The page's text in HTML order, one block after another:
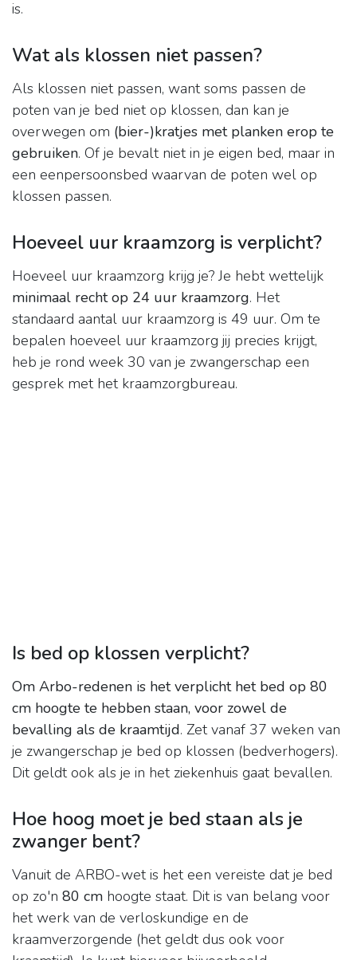
is.
Wat als klossen niet passen?
Als klossen niet passen, want soms passen de
poten van je bed niet op klossen, dan kan je
overwegen om (bier-)kratjes met planken erop te
gebruiken. Of je bevalt niet in je eigen bed, maar in
een eenpersoonsbed waarvan de poten wel op
klossen passen.
Hoeveel uur kraamzorg is verplicht?
Hoeveel uur kraamzorg krijg je? Je hebt wettelijk
minimaal recht op 24 uur kraamzorg. Het
standaard aantal uur kraamzorg is 49 uur. Om te
bepalen hoeveel uur kraamzorg jij precies krijgt,
heb je rond week 30 van je zwangerschap een
gesprek met het kraamzorgbureau.
Is bed op klossen verplicht?
Om Arbo-redenen is het verplicht het bed op 80
cm hoogte te hebben staan, voor zowel de
bevalling als de kraamtijd. Zet vanaf 37 weken van
je zwangerschap je bed op klossen (bedverhogers).
Dit geldt ook als je in het ziekenhuis gaat bevallen.
Hoe hoog moet je bed staan als je
zwanger bent?
Vanuit de ARBO-wet is het een vereiste dat je bed
op zo'n 80 cm hoogte staat. Dit is van belang voor
het werk van de verloskundige en de
kraamverzorgende (het geldt dus ook voor